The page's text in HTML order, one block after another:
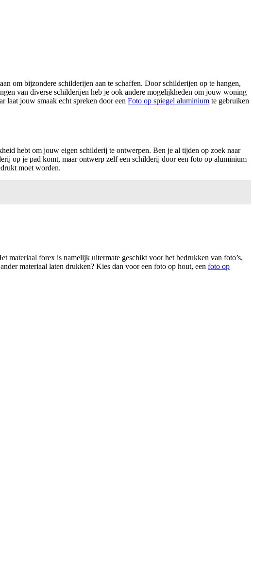
om bijzondere schilderijen aan te schaffen. Door schilderijen op te hangen,
van diverse schilderijen heb je ook andere mogelijkheden om jouw woning
laat jouw smaak echt spreken door een Foto op spiegel aluminium te gebruiken
hebt om jouw eigen schilderij te ontwerpen. Ben je al tijden op zoek naar
op je pad komt, maar ontwerp zelf een schilderij door een foto op aluminium
moet worden.
materiaal forex is namelijk uitermate geschikt voor het bedrukken van foto’s,
materiaal laten drukken? Kies dan voor een foto op hout, een foto op